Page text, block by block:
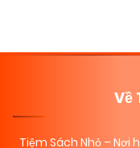
Về
Tiệm Sách Nhỏ – Nơi